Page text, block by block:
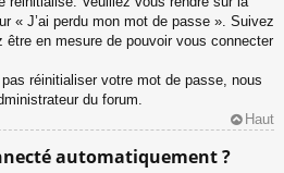
« J’ai perdu mon mot de passe ». Suivez
en mesure de pouvoir vous connecter
réinitialiser votre mot de passe, nous
du forum.
Haut
automatiquement ?